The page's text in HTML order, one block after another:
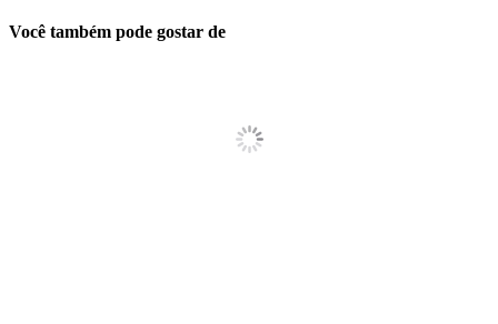
Você também pode gostar de